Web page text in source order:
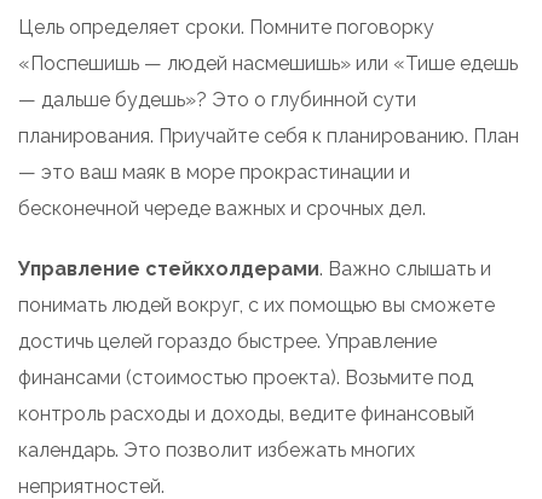
Цель определяет сроки. Помните поговорку
«Поспешишь — людей насмешишь» или «Тише едешь
— дальше будешь»? Это о глубинной сути
планирования. Приучайте себя к планированию. План
— это ваш маяк в море прокрастинации и
бесконечной череде важных и срочных дел.
Управление стейкхолдерами. Важно слышать и
понимать людей вокруг, с их помощью вы сможете
достичь целей гораздо быстрее. Управление
финансами (стоимостью проекта). Возьмите под
контроль расходы и доходы, ведите финансовый
календарь. Это позволит избежать многих
неприятностей.